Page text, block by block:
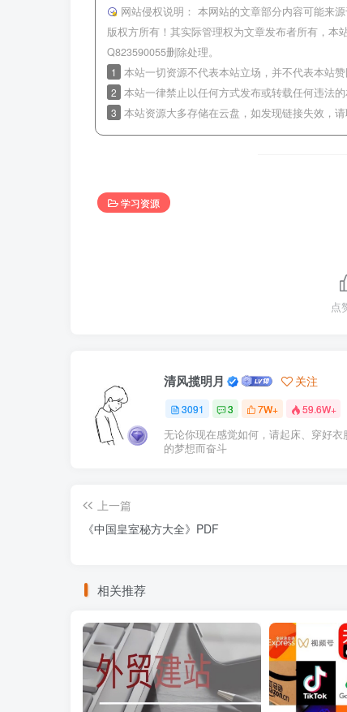
网站侵权说明： 本网站的文章部分内容可能来
版权方所有！其实际管理权为文章发布者所有，
Q823590055删除处理。
1 本站一切资源不代表本站立场，并不代表本站赞
2 本站一律禁止以任何方式发布或转载任何违法
3 本站资源大多存储在云盘，如发现链接失效，
学习资源
点
清风揽明月 关注
3091 3 7W+ 59.6W+
无论你现在感觉如何，请起床、穿好衣
的梦想而奋斗
上一篇
《中国皇室秘方大全》PDF
相关推荐